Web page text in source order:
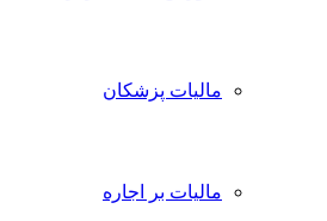
مالیات پزشکان
مالیات بر اجاره